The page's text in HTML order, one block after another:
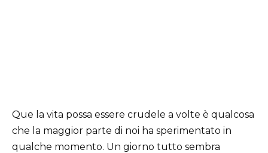
Que la vita possa essere crudele a volte è qualcosa
che la maggior parte di noi ha sperimentato in
qualche momento. Un giorno tutto sembra